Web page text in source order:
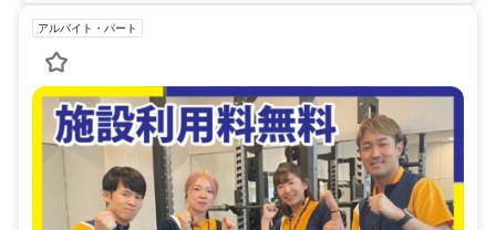
アルバイト・パート